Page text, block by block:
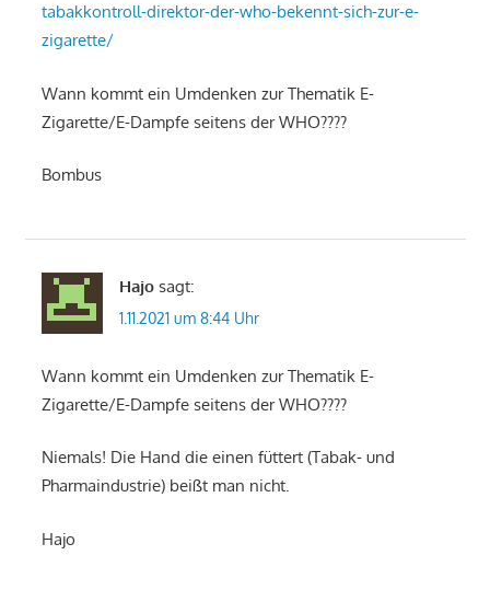
tabakkontroll-direktor-der-who-bekennt-sich-zur-e-
zigarette/
Wann kommt ein Umdenken zur Thematik E-
Zigarette/E-Dampfe seitens der WHO????
Bombus
Hajo sagt:
1.11.2021 um 8:44 Uhr
Wann kommt ein Umdenken zur Thematik E-
Zigarette/E-Dampfe seitens der WHO????
Niemals! Die Hand die einen füttert (Tabak- und
Pharmaindustrie) beißt man nicht.
Hajo